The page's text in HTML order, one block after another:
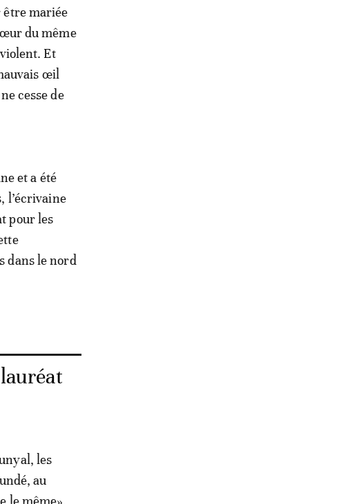
être mariée
du même
Et
œil
cesse de
et a été
l’écrivaine
pour les
dans le nord
les
au
le même»,